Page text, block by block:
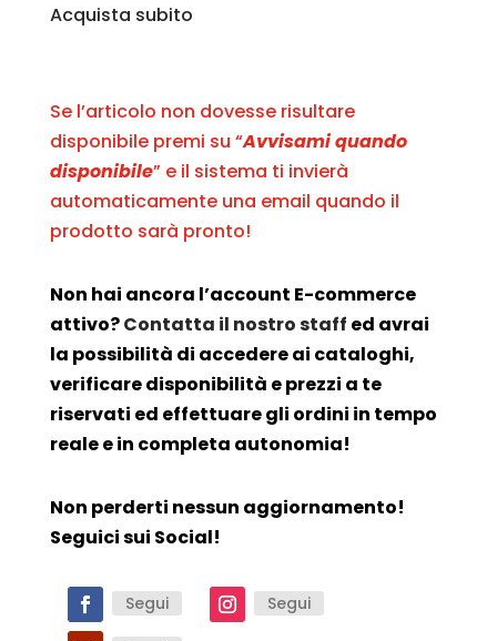
Acquista subito
Se l’articolo non dovesse risultare
disponibile premi su “Avvisami quando
disponibile” e il sistema ti invierà
automaticamente una email quando il
prodotto sarà pronto!
Non hai ancora l’account E-commerce
attivo?Contatta il nostro staff ed avrai
la possibilità di accedere ai cataloghi,
verificare disponibilità e prezzi a te
riservati ed effettuare gli ordini in tempo
reale e in completa autonomia!
Non perderti nessun aggiornamento!
Seguici sui Social!
Segui Segui